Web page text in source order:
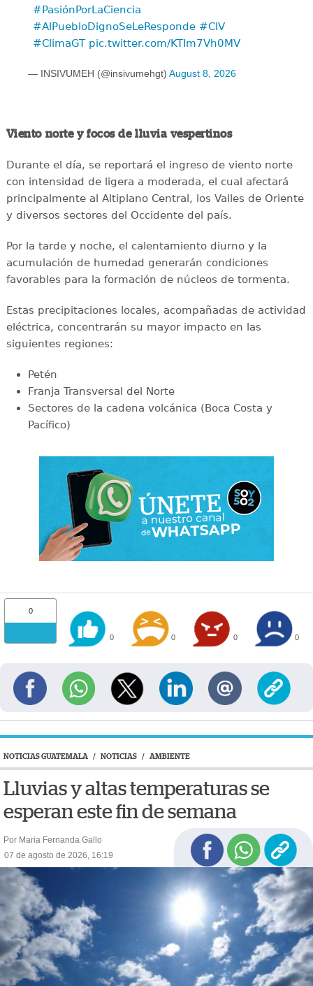
#PasiónPorLaCiencia
#AlPuebloDignoSeLeResponde #CIV
#ClimaGT pic.twitter.com/KTIm7Vh0MV
— INSIVUMEH (@insivumehgt) August 8, 2026
Viento norte y focos de lluvia vespertinos
Durante el día, se reportará el ingreso de viento norte
con intensidad de ligera a moderada, el cual afectará
principalmente al Altiplano Central, los Valles de Oriente
y diversos sectores del Occidente del país.
Por la tarde y noche, el calentamiento diurno y la
acumulación de humedad generarán condiciones
favorables para la formación de núcleos de tormenta.
Estas precipitaciones locales, acompañadas de actividad
eléctrica, concentrarán su mayor impacto en las
siguientes regiones:
Petén
Franja Transversal del Norte
Sectores de la cadena volcánica (Boca Costa y
Pacífico)
0
0 0 0 0
NOTICIAS GUATEMALA / NOTICIAS / AMBIENTE
Lluvias y altas temperaturas se
esperan este fin de semana
Por Maria Fernanda Gallo
07 de agosto de 2026, 16:19